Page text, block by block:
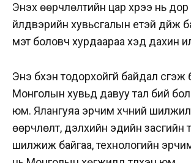
Энэхүү өөрчлөлтийн цар хүрээ нь
үйлдвэрийн хувьсгалын үетэй дүйж
мэт боловч хурдаараа хэд дахин
Энэ бүхэн тодорхойгүй байдал үүсгэж
Монголын хувьд давуу тал бий
юм. Ялангуяа эрчим хүчний
өөрчлөлт, дэлхийн эдийн засгийн
шилжиж байгаа, технологийн